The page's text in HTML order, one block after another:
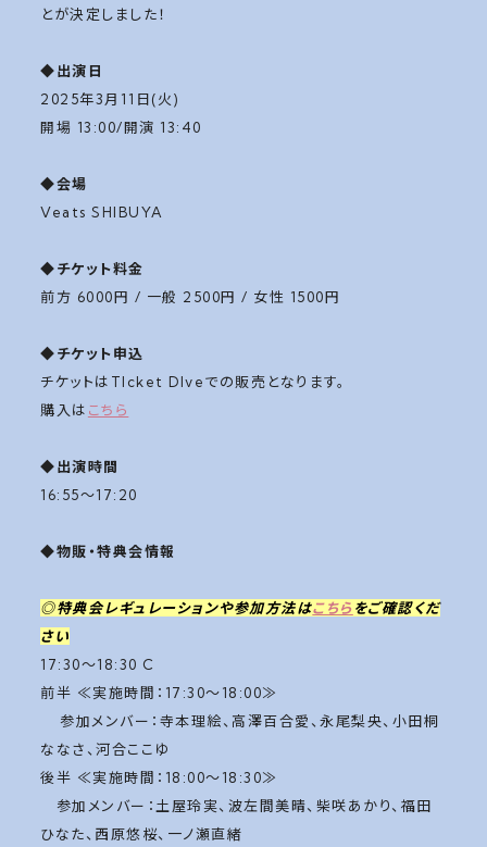
とが決定しました！
◆出演日
2025年3月11日(火)
開場 13:00/開演 13:40
◆会場
Veats SHIBUYA
◆チケット料金
前方 6000円 / 一般 2500円 / 女性 1500円
◆チケット申込
チケットはTIcket DIveでの販売となります。
購入は こちら
◆出演時間
16:55〜17:20
◆物販・特典会情報
◎特典会レギュレーションや参加方法はこちらをご確認くだ
さい
17:30〜18:30 C
前半 ≪実施時間：17:30〜18:00≫
参加メンバー：寺本理絵、高澤百合愛、永尾梨央、小田桐
ななさ、河合ここゆ
後半 ≪実施時間：18:00～18:30≫
参加メンバー：土屋玲実、波左間美晴、柴咲あかり、福田
ひなた、西原悠桜、一ノ瀬直緒